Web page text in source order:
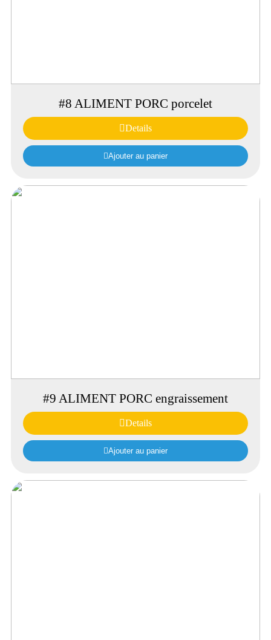
#8 ALIMENT PORC porcelet
Details
Ajouter au panier
#9 ALIMENT PORC engraissement
Details
Ajouter au panier